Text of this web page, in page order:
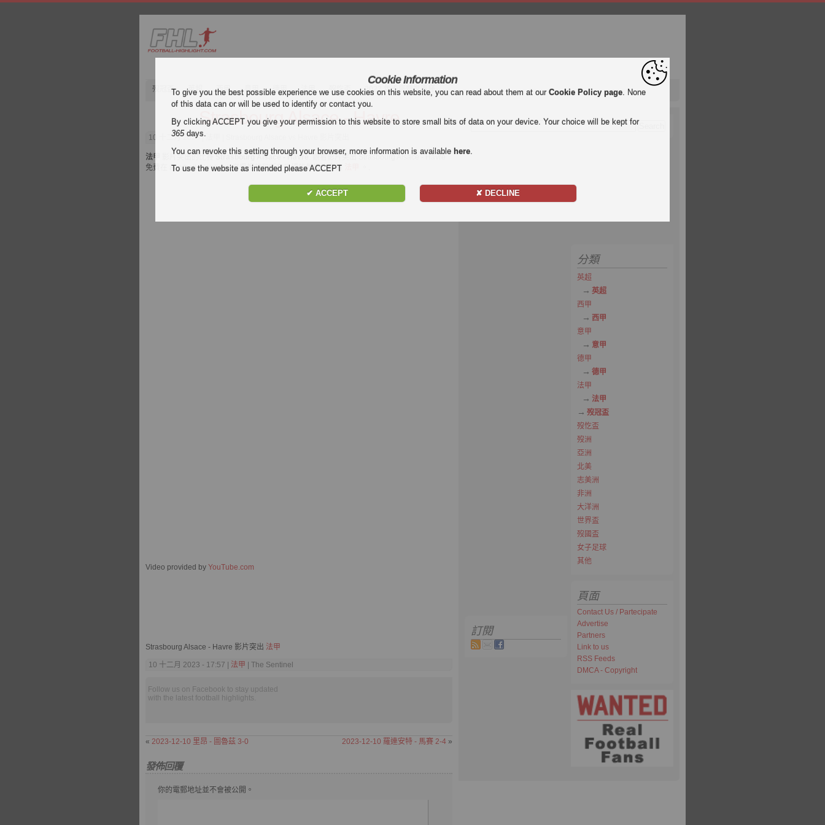
歿冠盃 英超 西甲 意甲 德甲 法甲 歿忔盃 2022 年卡塔爾世界杯
Strasbourg Alsace - Havre
10 十二月 2023| 法甲 | Strasbourg Alsace vs Havre 影片突出
法甲 Strasbourg Alsace - Havre
. 觀看影片突出 Strasbourg Alsace - Havre
免費在 Football Highlight. 享受視頻和所有目標的每場比賽的
Video provided by YouTube.com
Strasbourg Alsace - Havre 影片突出 法甲
10 十二月 2023 - 17:57 | 法甲 | The Sentinel
Follow us on Facebook to stay updated
with the latest football highlights.
« 2023-12-10 里昂 - 圖魯茲 3-0 2023-12-10 羅連安特 - 馬賽 2-4 »
發佈回覆
你的電郵地址並不會被公開。
訂閱
分類
英超
英超
西甲
西甲
意甲
意甲
德甲
德甲
法甲
法甲
歿冠盃
歿忔盃
歿洲
亞洲
北美
志美洲
非洲
大洋洲
世界盃
歿國盃
女子足球
其他
頁面
Contact Us / Partecipate
Advertise
Partners
Link to us
RSS Feeds
DMCA - Copyright
Cookie Information
To give you the best possible experience we use cookies on this website, you can read about them at our Cookie Policy page. None
of this data can or will be used to identify or contact you.
By clicking ACCEPT you give your permission to this website to store small bits of data on your device. Your choice will be kept for
365days.
You can revoke this setting through your browser, more information is available here.
To use the website as intended please ACCEPT
✔ ACCEPT ✘ DECLINE